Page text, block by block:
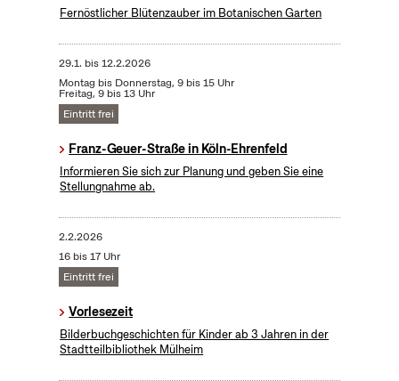
Fernöstlicher Blütenzauber im Botanischen Garten
29.1. bis12.2.2026
Montag bis Donnerstag, 9 bis 15 Uhr
Freitag, 9 bis 13 Uhr
Eintritt frei
Franz-Geuer-Straße in Köln-Ehrenfeld
Informieren Sie sich zur Planung und geben Sie eine
Stellungnahme ab.
2.2.2026
16 bis 17 Uhr
Eintritt frei
Vorlesezeit
Bilderbuchgeschichten für Kinder ab 3 Jahren in der
Stadtteilbibliothek Mülheim